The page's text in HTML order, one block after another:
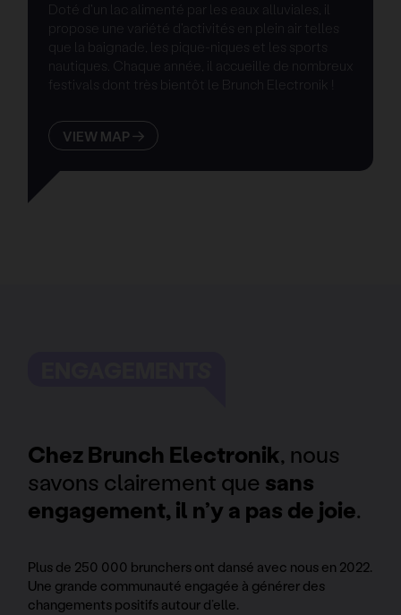
Doté d'un lac alimenté par les eaux alluviales, il
propose une variété d'activités en plein air telles
que la baignade, les pique-niques et les sports
nautiques. Chaque année, il accueille de nombreux
festivals dont très bientôt le Brunch Electronik !
VIEW MAP
Chez Brunch Electronik, nous
savons clairement que sans
engagement, il n’y a pas de joie.
Plus de 250 000 brunchers ont dansé avec nous en 2022.
Une grande communauté engagée à générer des
changements positifs autour d’elle.